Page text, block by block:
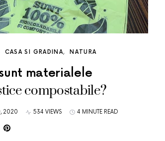
CASA SI GRADINA NATURA
materialele
compostabile?
2020 534 VIEWS 4 MINUTE READ